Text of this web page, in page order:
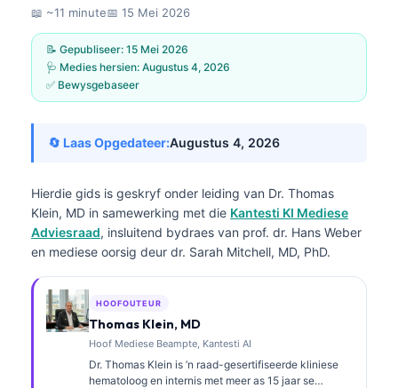
📖 ~11 minute📅 15 Mei 2026
📝 Gepubliseer: 15 Mei 2026
🩺 Medies hersien: Augustus 4, 2026
✅ Bewysgebaseer
🔄 Laas Opgedateer:Augustus 4, 2026
Hierdie gids is geskryf onder leiding van Dr. Thomas
Klein, MD in samewerking met die Kantesti KI Mediese
Adviesraad, insluitend bydraes van prof. dr. Hans Weber
en mediese oorsig deur dr. Sarah Mitchell, MD, PhD.
HOOFOUTEUR
Thomas Klein, MD
Hoof Mediese Beampte, Kantesti AI
Dr. Thomas Klein is ’n raad-gesertifiseerde kliniese
hematoloog en internis met meer as 15 jaar se